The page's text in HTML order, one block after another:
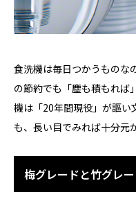
食洗機は毎日つかうものな
の節約でも「塵も積もれば
機は「20年間現役」が謳い
も、長い目でみれば十分元
梅グレードと竹グレ